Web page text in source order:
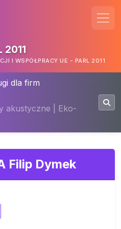
2011
I WSPÓŁPRACY UE - PARL 2011
dla firm
akustyczne | Eko-
Filip Dymek